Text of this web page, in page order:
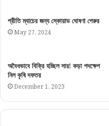
প্রীতি ম্যাচের জন্য স্কোয়াড ঘোষণা পেরুর
May 27, 2024
অবৈধভাবে বিক্রি হচ্ছিল সার! কড়া পদক্ষেপ
নিল কৃষি দফতর
December 1, 2023